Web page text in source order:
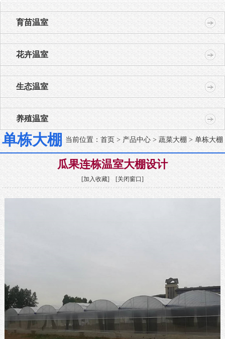
育苗温室
花卉温室
生态温室
养殖温室
单栋大棚 当前位置： 首页> 产品中心> 蔬菜大棚 > 单栋大棚
瓜果连栋温室大棚设计
[加入收藏] [关闭窗口]